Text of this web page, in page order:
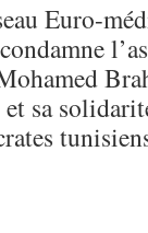
Euro-
sa